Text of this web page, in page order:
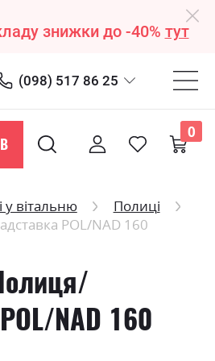
знижки до -40% тут
(098) 517 86 25
0
у вітальню
Полиці
POL/NAD 160
NAD 160